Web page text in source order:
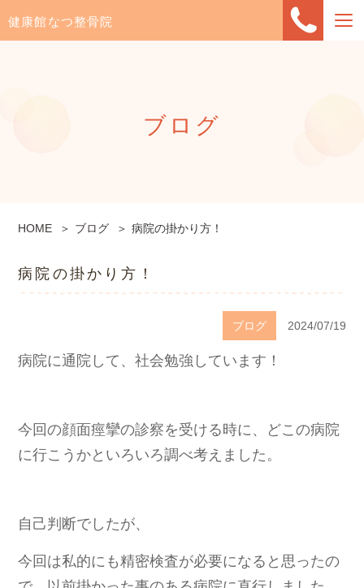
健康館なつ整骨院
ブログ
HOME ブログ 病院の掛かり方！
病院の掛かり方！
ブログ 2024/07/19
病院に通院して、社会勉強しています！
今回の顔面痙攣の診察を受ける時に、どこの病院
に行こうかといろいろ調べ考えました。
自己判断でしたが、
今回は私的にも精密検査が必要になると思ったの